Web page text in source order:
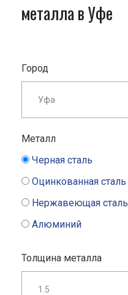
металла в Уфе
Город
Металл
Черная сталь
Оцинкованная сталь
Нержавеющая сталь
Алюминий
Толщина металла